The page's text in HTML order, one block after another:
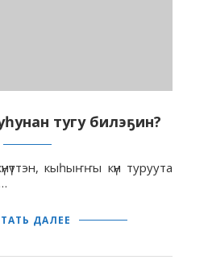
тугу билэҕин?
кыһыҥҥы күн туруута
ДАЛЕЕ